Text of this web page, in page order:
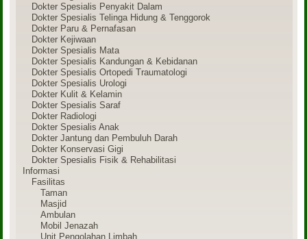
Dokter Spesialis Penyakit Dalam
Dokter Spesialis Telinga Hidung & Tenggorok
Dokter Paru & Pernafasan
Dokter Kejiwaan
Dokter Spesialis Mata
Dokter Spesialis Kandungan & Kebidanan
Dokter Spesialis Ortopedi Traumatologi
Dokter Spesialis Urologi
Dokter Kulit & Kelamin
Dokter Spesialis Saraf
Dokter Radiologi
Dokter Spesialis Anak
Dokter Jantung dan Pembuluh Darah
Dokter Konservasi Gigi
Dokter Spesialis Fisik & Rehabilitasi
Informasi
Fasilitas
Taman
Masjid
Ambulan
Mobil Jenazah
Unit Pengolahan Limbah